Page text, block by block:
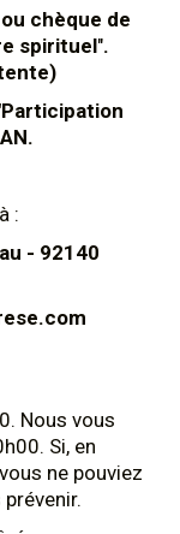
chèque de
spirituel".
:
- 92140
Nous vous
Si, en
ne pouviez